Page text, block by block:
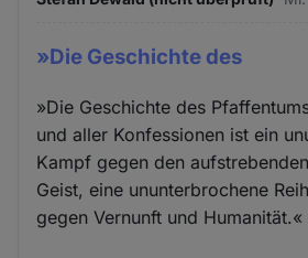
»Die Geschichte des
»Die Geschichte des
und aller Konfessionen ist ein
Kampf gegen den
Geist, eine ununterbrochene
gegen Vernunft und Humanität.«